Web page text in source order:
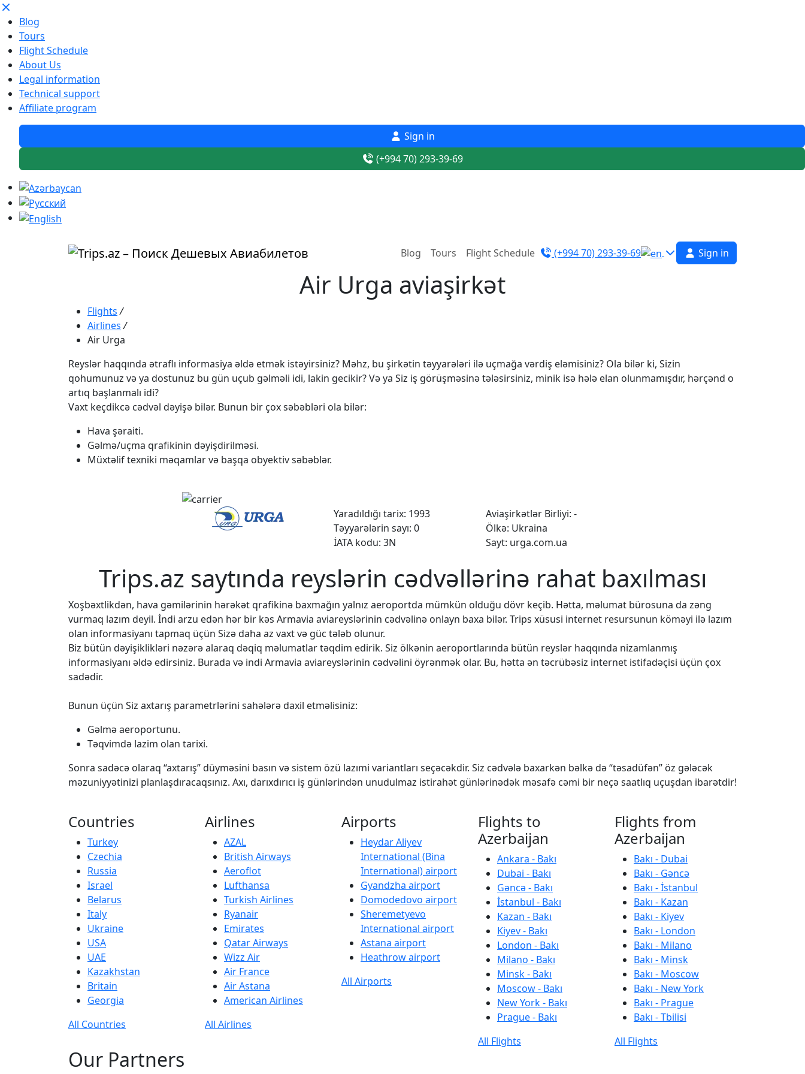
Blog
Tours
Flight Schedule
About Us
Legal information
Technical support
Affiliate program
Sign in
(+994 70) 293-39-69
Blog Tours Flight Schedule (+994 70) 293-39-69 Sign in
Air Urga aviaşirkət
Flights /
Airlines /
Air Urga
Reyslər haqqında ətraflı informasiya əldə etmək istəyirsiniz? Məhz, bu şirkətin təyyarələri ilə uçmağa vərdiş eləmisiniz? Ola bilər ki, Sizin
qohumunuz və ya dostunuz bu gün uçub gəlməli idi, lakin gecikir? Və ya Siz iş görüşməsinə tələsirsiniz, minik isə hələ elan olunmamışdır, hərçənd o
artıq başlanmalı idi?
Vaxt keçdikcə cədvəl dəyişə bilər. Bunun bir çox səbəbləri ola bilər:
Hava şəraiti.
Gəlmə/uçma qrafikinin dəyişdirilməsi.
Müxtəlif texniki məqamlar və başqa obyektiv səbəblər.
Yaradıldığı tarix: 1993
Təyyarələrin sayı: 0
İATA kodu: 3N
Aviaşirkətlər Birliyi: -
Ölkə: Ukraina
Sayt: urga.com.ua
Trips.az saytında reyslərin cədvəllərinə rahat baxılması
Xoşbəxtlikdən, hava gəmilərinin hərəkət qrafikinə baxmağın yalnız aeroportda mümkün olduğu dövr keçib. Hətta, məlumat bürosuna da zəng
vurmaq lazım deyil. İndi arzu edən hər bir kəs Armavia aviareyslərinin cədvəlinə onlayn baxa bilər. Trips xüsusi internet resursunun köməyi ilə lazım
olan informasiyanı tapmaq üçün Sizə daha az vaxt və güc tələb olunur.
Biz bütün dəyişiklikləri nəzərə alaraq dəqiq məlumatlar təqdim edirik. Siz ölkənin aeroportlarında bütün reyslər haqqında nizamlanmış
informasiyanı əldə edirsiniz. Burada və indi Armavia aviareyslərinin cədvəlini öyrənmək olar. Bu, hətta ən təcrübəsiz internet istifadəçisi üçün çox
sadədir.
Bunun üçün Siz axtarış parametrlərini sahələrə daxil etməlisiniz:
Gəlmə aeroportunu.
Təqvimdə lazim olan tarixi.
Sonra sadəcə olaraq “axtarış” düyməsini basın və sistem özü lazımi variantları seçəcəkdir. Siz cədvələ baxarkən bəlkə də “təsadüfən” öz gələcək
məzuniyyətinizi planlaşdıracaqsınız. Axı, darıxdırıcı iş günlərindən unudulmaz istirahət günlərinədək məsafə cəmi bir neçə saatlıq uçuşdan ibarətdir!
Countries
Turkey
Czechia
Russia
Israel
Belarus
Italy
Ukraine
USA
UAE
Kazakhstan
Britain
Georgia
All Countries
Airlines
AZAL
British Airways
Aeroflot
Lufthansa
Turkish Airlines
Ryanair
Emirates
Qatar Airways
Wizz Air
Air France
Air Astana
American Airlines
All Airlines
Airports
Heydar Aliyev
International (Bina
International) airport
Gyandzha airport
Domodedovo airport
Sheremetyevo
International airport
Astana airport
Heathrow airport
All Airports
Flights to
Azerbaijan
Ankara - Bakı
Dubai - Bakı
Gəncə - Bakı
İstanbul - Bakı
Kazan - Bakı
Kiyev - Bakı
London - Bakı
Milano - Bakı
Minsk - Bakı
Moscow - Bakı
New York - Bakı
Prague - Bakı
All Flights
Flights from
Azerbaijan
Bakı - Dubai
Bakı - Gəncə
Bakı - İstanbul
Bakı - Kazan
Bakı - Kiyev
Bakı - London
Bakı - Milano
Bakı - Minsk
Bakı - Moscow
Bakı - New York
Bakı - Prague
Bakı - Tbilisi
All Flights
Our Partners